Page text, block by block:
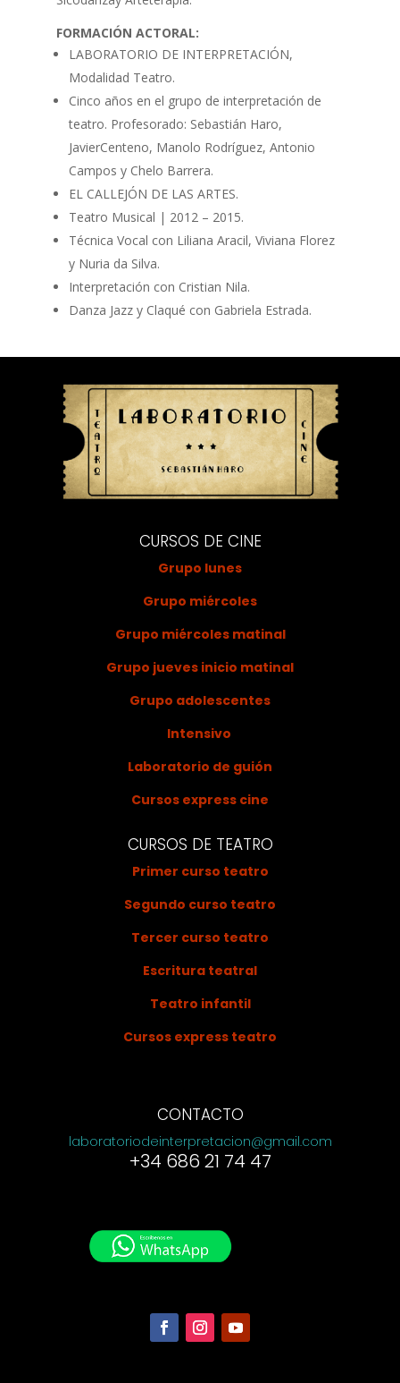
FORMACIÓN ACTORAL:
LABORATORIO DE INTERPRETACIÓN,
Modalidad Teatro.
Cinco años en el grupo de interpretación de
teatro. Profesorado: Sebastián Haro,
JavierCenteno, Manolo Rodríguez, Antonio
Campos y Chelo Barrera.
EL CALLEJÓN DE LAS ARTES.
Teatro Musical | 2012 – 2015.
Técnica Vocal con Liliana Aracil, Viviana Florez
y Nuria da Silva.
Interpretación con Cristian Nila.
Danza Jazz y Claqué con Gabriela Estrada.
CURSOS DE CINE
Grupo lunes
Grupo miércoles
Grupo miércoles matinal
Grupo jueves inicio matinal
Grupo adolescentes
Intensivo
Laboratorio de guión
Cursos express cine
CURSOS DE TEATRO
Primer curso teatro
Segundo curso teatro
Tercer curso teatro
Escritura teatral
Teatro infantil
Cursos express teatro
CONTACTO
laboratoriodeinterpretacion@gmail.com
+34 686 21 74 47